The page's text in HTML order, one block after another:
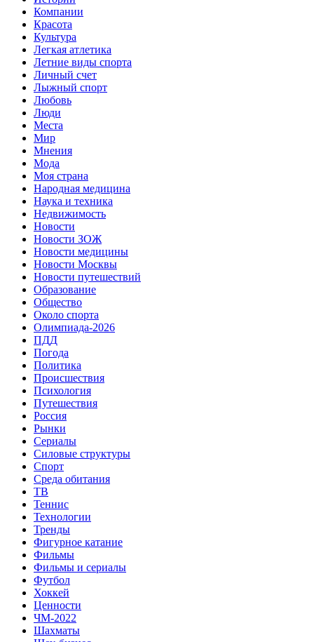
Компании
Красота
Культура
Легкая атлетика
Летние виды спорта
Личный счет
Лыжный спорт
Любовь
Люди
Места
Мир
Мнения
Мода
Моя страна
Народная медицина
Наука и техника
Недвижимость
Новости
Новости ЗОЖ
Новости медицины
Новости Москвы
Новости путешествий
Образование
Общество
Около спорта
Олимпиада-2026
ПДД
Погода
Политика
Происшествия
Психология
Путешествия
Россия
Рынки
Сериалы
Силовые структуры
Спорт
Среда обитания
ТВ
Теннис
Технологии
Тренды
Фигурное катание
Фильмы
Фильмы и сериалы
Футбол
Хоккей
Ценности
ЧМ-2022
Шахматы